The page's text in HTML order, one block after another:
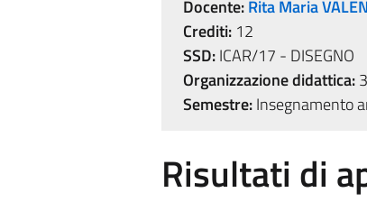
Docente:Rita Maria
Crediti:12
SSD:ICAR/17 - DISEGNO
Organizzazione didattica:
Semestre:Insegnamento
Risultati di